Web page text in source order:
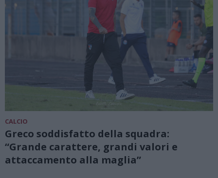
CALCIO
Greco soddisfatto della squadra:
“Grande carattere, grandi valori e
attaccamento alla maglia”